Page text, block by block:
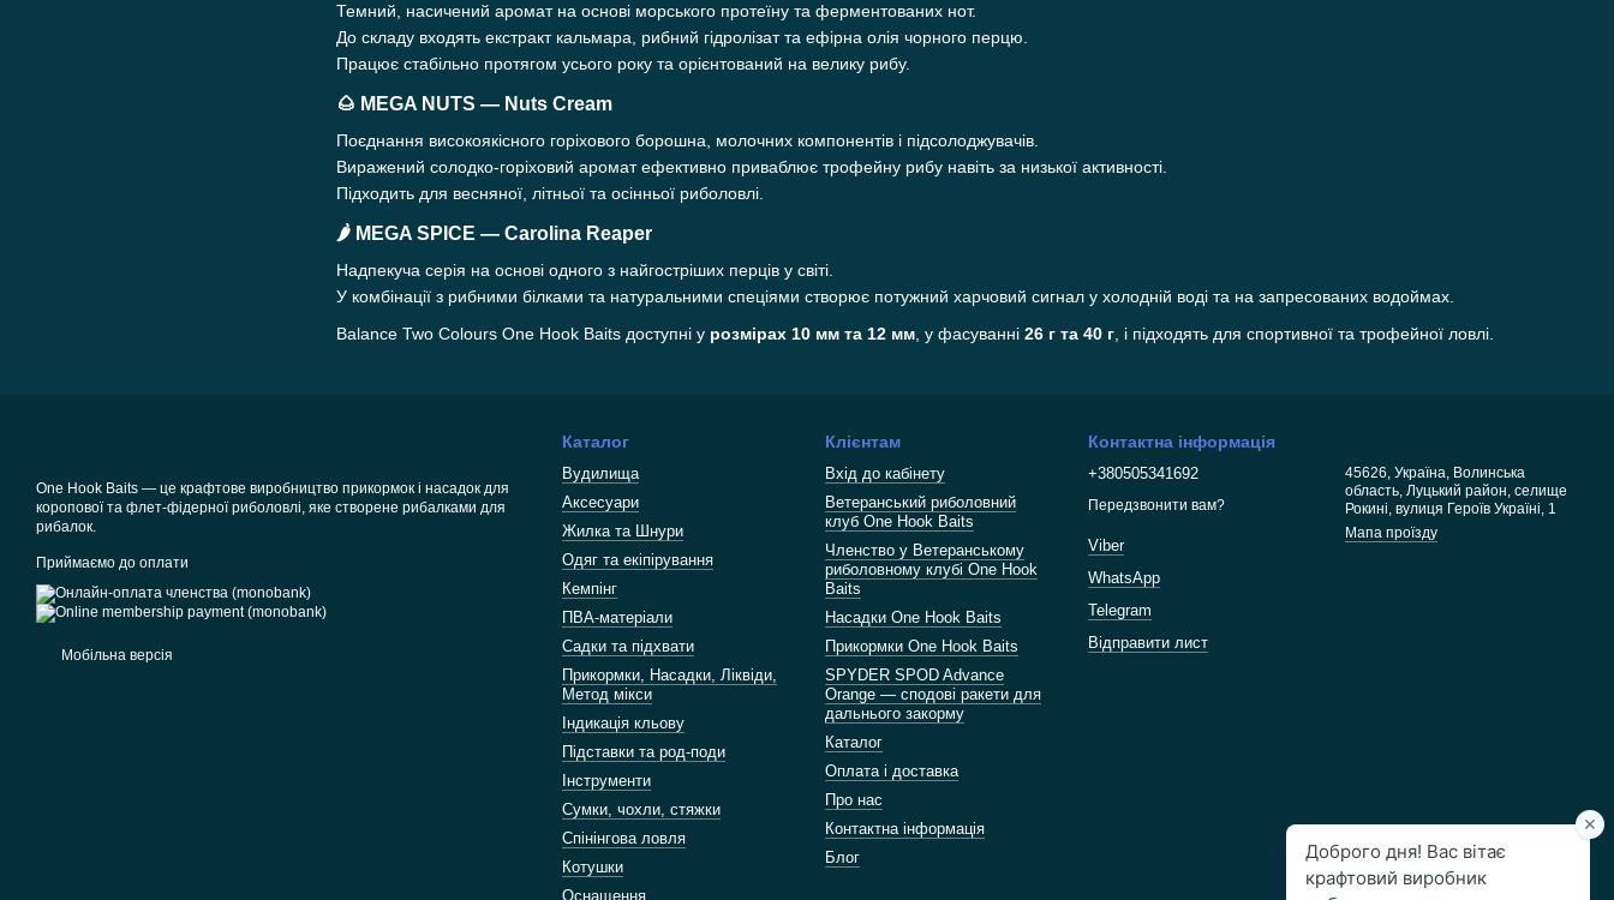
Темний, насичений аромат на основі морського протеїну та ферментованих нот.
До складу входять екстракт кальмара, рибний гідролізат та ефірна олія чорного перцю.
Працює стабільно протягом усього року та орієнтований на велику рибу.
🌰 MEGA NUTS — Nuts Cream
Поєднання високоякісного горіхового борошна, молочних компонентів і підсолоджувачів.
Виражений солодко-горіховий аромат ефективно приваблює трофейну рибу навіть за низької активності.
Підходить для весняної, літньої та осінньої риболовлі.
🌶 MEGA SPICE — Carolina Reaper
Надпекуча серія на основі одного з найгостріших перців у світі.
У комбінації з рибними білками та натуральними спеціями створює потужний харчовий сигнал у холодній воді та на запресованих водоймах.
Balance Two Colours One Hook Baits доступні у розмірах 10 мм та 12 мм , у фасуванні 26 г та 40 г , і підходять для спортивної та трофейної ловлі.
One Hook Baits — це крафтове виробництво прикормок і насадок для
коропової та флет-фідерної риболовлі, яке створене рибалками для
рибалок.
Приймаємо до оплати
Мобільна версія
Каталог
Вудилища
Аксесуари
Жилка та Шнури
Одяг та екіпірування
Кемпінг
ПВА-матеріали
Садки та підхвати
Прикормки, Насадки, Ліквіди,
Метод мікси
Індикація кльову
Підставки та род-поди
Інструменти
Сумки, чохли, стяжки
Спінінгова ловля
Котушки
Оснащення
Клієнтам
Вхід до кабінету
Ветеранський риболовний
клуб One Hook Baits
Членство у Ветеранському
риболовному клубі One Hook
Baits
Насадки One Hook Baits
Прикормки One Hook Baits
SPYDER SPOD Advance
Orange — сподові ракети для
дальнього закорму
Каталог
Оплата і доставка
Про нас
Контактна інформація
Блог
Контактна інформація
+380505341692
Передзвонити вам?
Viber
WhatsApp
Telegram
Відправити лист
45626, Україна, Волинська
область, Луцький район, селище
Рокині, вулиця Героїв Україні, 1
Мапа проїзду